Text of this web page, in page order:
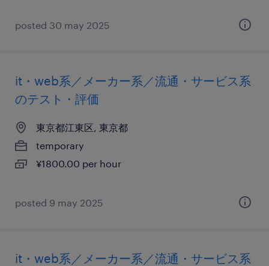
posted 30 may 2025
it・web系／メーカー系／流通・サービス系
のテスト・評価
東京都江東区, 東京都
temporary
¥1800.00 per hour
posted 9 may 2025
it・web系／メーカー系／流通・サービス系